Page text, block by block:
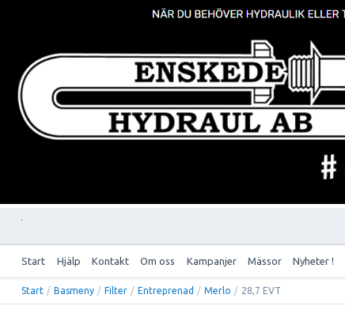
Start Hjälp Kontakt Om oss Kampanjer Mässor Nyheter !
Start / Basmeny / Filter / Entreprenad / Merlo / 28,7 EVT